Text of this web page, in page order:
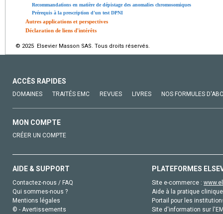
Recommandations en matière de dépistage des anomalies chromosomiques
Prérequis à la prescription d'un test DPNI
Autres applications et perspectives
Déclaration de liens d'intérêts
© 2025 Elsevier Masson SAS. Tous droits réservés.
ACCÈS RAPIDES
DOMAINES TRAITÉS EMC REVUES LIVRES NOS FORMULES
MON COMPTE
CRÉER UN COMPTE
AIDE & SUPPORT
Contactez-nous / FAQ
Qui sommes-nous ?
Mentions légales
© - Avertissements
PLATEFORMES
Site e-commerce :
Aide à la pratique
Portail pour les
Site d'information sur